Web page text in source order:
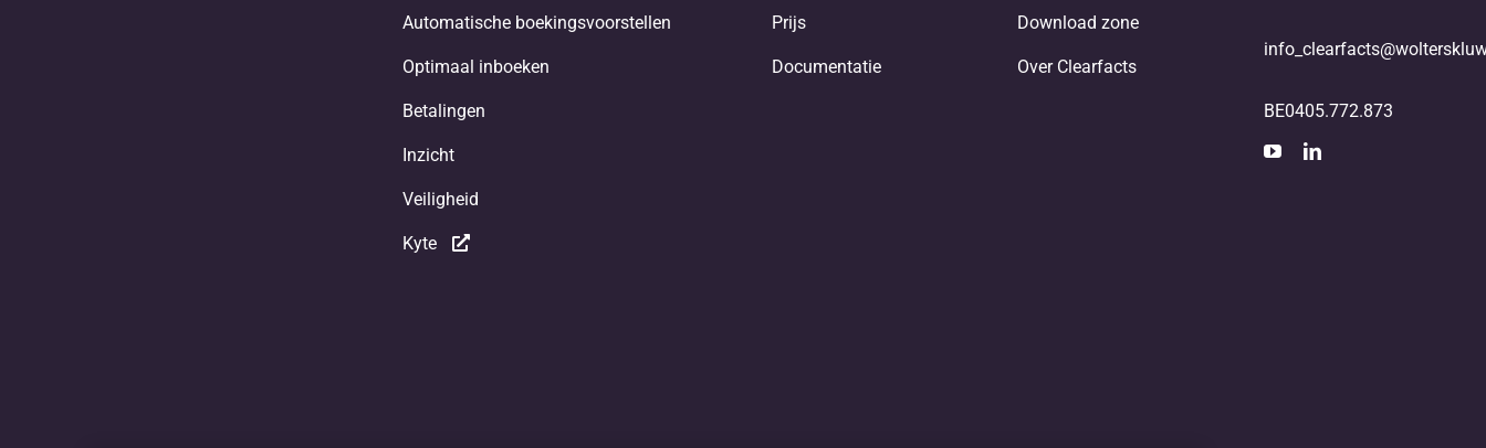
Automatische boekingsvoorstellen
Optimaal inboeken
Betalingen
Inzicht
Veiligheid
Kyte
Prijs
Documentatie
Download zone
Over Clearfacts
BE0405.772.873